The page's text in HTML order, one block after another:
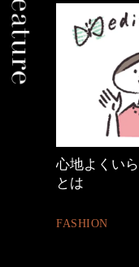
いられるおしゃれ